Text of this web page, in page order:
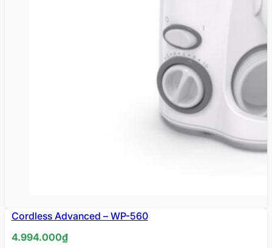
Cordless Advanced – WP-560
4.994.000₫